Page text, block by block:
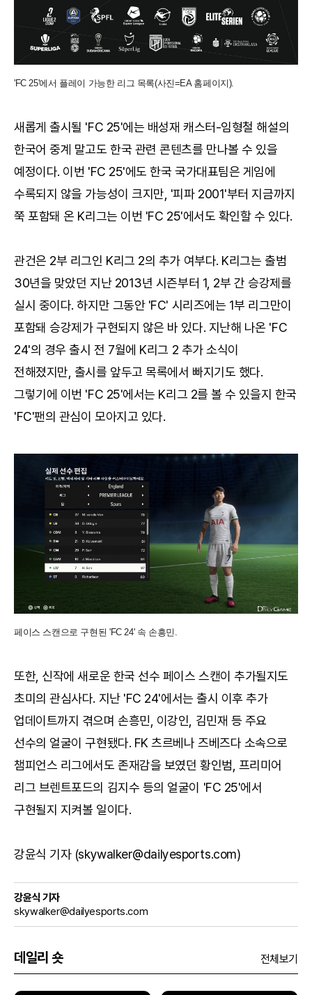
'FC 25'에서 플레이 가능한 리그 목록(사진=EA 홈페이지).
새롭게 출시될 'FC 25'에는 배성재 캐스터-임형철 해설의
한국어 중계 말고도 한국 관련 콘텐츠를 만나볼 수 있을
예정이다. 이번 'FC 25'에도 한국 국가대표팀은 게임에
수록되지 않을 가능성이 크지만, '피파 2001'부터 지금까지
쭉 포함돼 온 K리그는 이번 'FC 25'에서도 확인할 수 있다.
관건은 2부 리그인 K리그 2의 추가 여부다. K리그는 출범
30년을 맞았던 지난 2013년 시즌부터 1, 2부 간 승강제를
실시 중이다. 하지만 그동안 'FC' 시리즈에는 1부 리그만이
포함돼 승강제가 구현되지 않은 바 있다. 지난해 나온 'FC
24'의 경우 출시 전 7월에 K리그 2 추가 소식이
전해졌지만, 출시를 앞두고 목록에서 빠지기도 했다.
그렇기에 이번 'FC 25'에서는 K리그 2를 볼 수 있을지 한국
'FC'팬의 관심이 모아지고 있다.
페이스 스캔으로 구현된 'FC 24' 속 손흥민.
또한, 신작에 새로운 한국 선수 페이스 스캔이 추가될지도
초미의 관심사다. 지난 'FC 24'에서는 출시 이후 추가
업데이트까지 겪으며 손흥민, 이강인, 김민재 등 주요
선수의 얼굴이 구현됐다. FK 츠르베나 즈베즈다 소속으로
챔피언스 리그에서도 존재감을 보였던 황인범, 프리미어
리그 브렌트포드의 김지수 등의 얼굴이 'FC 25'에서
구현될지 지켜볼 일이다.
강윤식 기자 (skywalker@dailyesports.com)
강윤식 기자
skywalker@dailyesports.com
데일리 숏 전체보기